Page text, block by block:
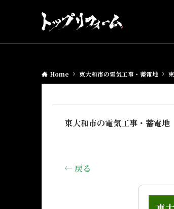
Home 東大和市の電気工事・蓄電地
東大和市の電気工事・蓄電
← 戻る